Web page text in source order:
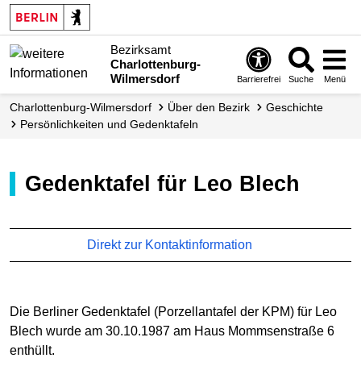
Bezirksamt
Charlottenburg-
Wilmersdorf
Barrierefrei Suche Menü
Charlottenburg-Wilmersdorf Über den Bezirk
Geschichte
Persönlichkeiten und Gedenktafeln
Gedenktafel für Leo Blech
Direkt zur Kontaktinformation
Die Berliner Gedenktafel (Porzellantafel der KPM) für Leo
Blech wurde am 30.10.1987 am Haus Mommsenstraße 6
enthüllt.